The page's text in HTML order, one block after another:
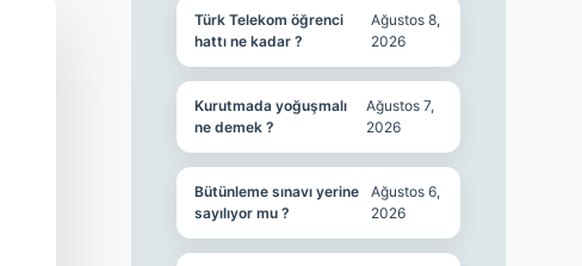
Türk Telekom öğrenci
hattı ne kadar ?
Ağustos 8,
2026
Kurutmada yoğuşmalı
ne demek ?
Ağustos 7,
2026
Bütünleme sınavı yerine
sayılıyor mu ?
Ağustos 6,
2026